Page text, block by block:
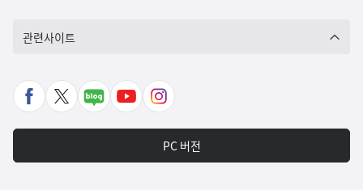
관련사이트
페
북
X
가
네
포
유
바
인
타
그
PC 버전